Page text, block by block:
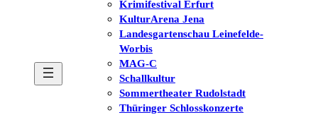
Krimifestival Erfurt
KulturArena Jena
Landesgartenschau Leinefelde-
Worbis
MAG-C
Schallkultur
Sommertheater Rudolstadt
Thüringer Schlosskonzerte